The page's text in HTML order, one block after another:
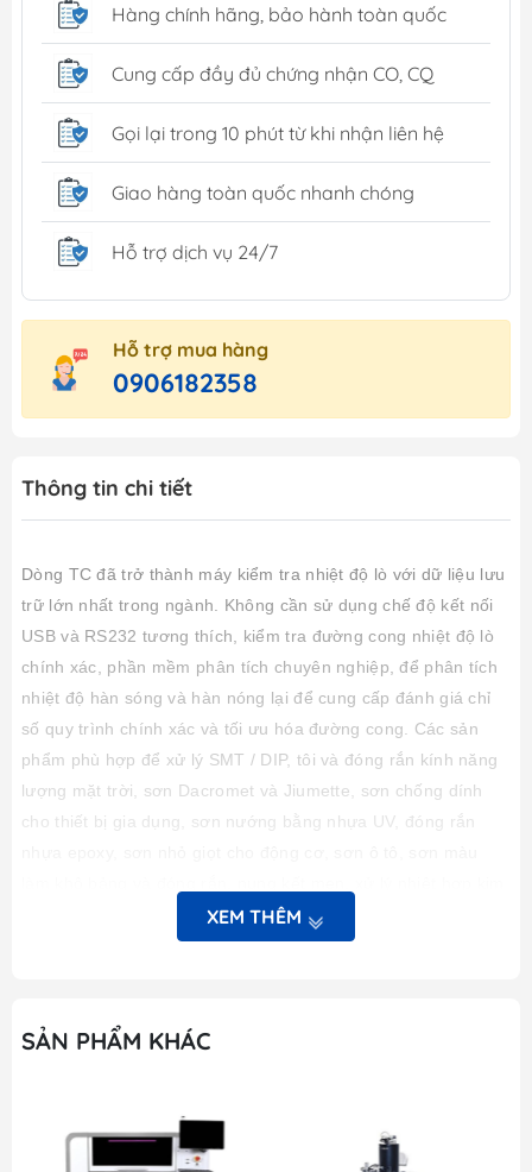
Hàng chính hãng, bảo hành toàn quốc
Cung cấp đầy đủ chứng nhận CO, CQ
Gọi lại trong 10 phút từ khi nhận liên hệ
Giao hàng toàn quốc nhanh chóng
Hỗ trợ dịch vụ 24/7
Hỗ trợ mua hàng
0906182358
Thông tin chi tiết
Dòng TC đã trở thành máy kiểm tra nhiệt độ lò với dữ liệu lưu
trữ lớn nhất trong ngành. Không cần sử dụng chế độ kết nối
USB và RS232 tương thích, kiểm tra đường cong nhiệt độ lò
chính xác, phần mềm phân tích chuyên nghiệp, để phân tích
nhiệt độ hàn sóng và hàn nóng lại để cung cấp đánh giá chỉ
số quy trình chính xác và tối ưu hóa đường cong. Các sản
phẩm phù hợp để xử lý SMT / DIP, tôi và đóng rắn kính năng
lượng mặt trời, sơn Dacromet và Jiumette, sơn chống dính
cho thiết bị gia dụng, sơn nướng bằng nhựa UV, đóng rắn
nhôm, ủ thủy tinh, phun bột kim loại và sắp tới là ngành Công
℃ hoặc 0--1200 ℃
XEM THÊM
SẢN PHẨM KHÁC